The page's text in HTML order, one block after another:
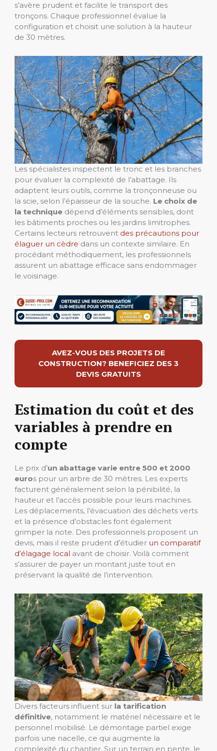
s’avère prudent et facilite le transport des
tronçons. Chaque professionnel évalue la
configuration et choisit une solution à la hauteur
de 30 mètres.
Les spécialistes inspectent le tronc et les branches
pour évaluer la complexité de l’abattage. Ils
adaptent leurs outils, comme la tronçonneuse ou
la scie, selon l’épaisseur de la souche. Le choix de
la technique dépend d’éléments sensibles, dont
les bâtiments proches ou les jardins limitrophes.
Certains lecteurs retrouvent des précautions pour
élaguer un cèdre dans un contexte similaire. En
procédant méthodiquement, les professionnels
assurent un abattage efficace sans endommager
le voisinage.
AVEZ-VOUS DES PROJETS DE
CONSTRUCTION? BENEFICIEZ DES 3
DEVIS GRATUITS
Estimation du coût et des
variables à prendre en
compte
Le prix d’un abattage varie entre 500 et 2000
euros pour un arbre de 30 mètres. Les experts
facturent généralement selon la pénibilité, la
hauteur et l’accès possible pour leurs machines.
Les déplacements, l’évacuation des déchets verts
et la présence d’obstacles font également
grimper la note. Des professionnels proposent un
devis, mais il reste prudent d’étudier un comparatif
d’élagage local avant de choisir. Voilà comment
s’assurer de payer un montant juste tout en
préservant la qualité de l’intervention.
Divers facteurs influent sur la tarification
définitive, notamment le matériel nécessaire et le
personnel mobilisé. Le démontage partiel exige
parfois une nacelle, ce qui augmente la
complexité du chantier. Sur un terrain en pente, le